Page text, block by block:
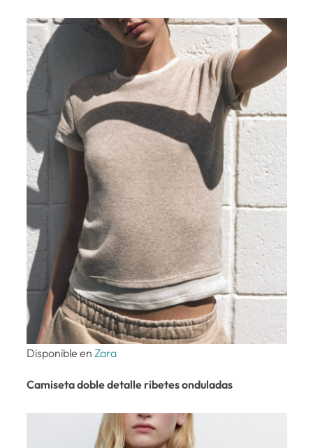
Disponible en Zara
Camiseta doble detalle ribetes onduladas